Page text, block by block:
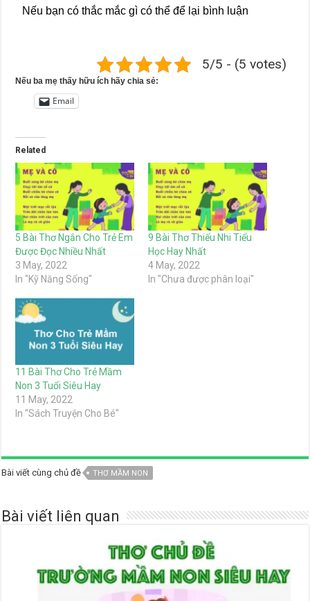
Nếu bạn có thắc mắc gì có thể để lại bình luận
5/5 - (5 votes)
Nếu ba mẹ thấy hữu ích hãy chia sẻ:
Email
Related
5 Bài Thơ Ngắn Cho Trẻ Em
Được Đọc Nhiều Nhất
3 May, 2022
In "Kỹ Năng Sống"
9 Bài Thơ Thiếu Nhi Tiểu
Học Hay Nhất
4 May, 2022
In "Chưa được phân loại"
11 Bài Thơ Cho Trẻ Mầm
Non 3 Tuổi Siêu Hay
11 May, 2022
In "Sách Truyện Cho Bé"
Bài viết cùng chủ đề THƠ MẦM NON
Bài viết liên quan